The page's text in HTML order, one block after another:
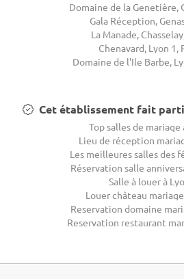
Domaine de la Genetière,
Gala Réception,
La Manade,
Chenavard, Lyon 1,
Domaine de l'Ile Barbe,
Cet établissement fait
Top salles de mariage
Lieu de réception
Les meilleures salles des
Réservation salle
Salle à louer à
Louer château
Reservation domaine
Reservation restaurant